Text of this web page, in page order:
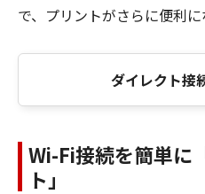
で、プリントがさらに便利に
ダイレクト接
Wi-Fi接続を簡単に
ト」